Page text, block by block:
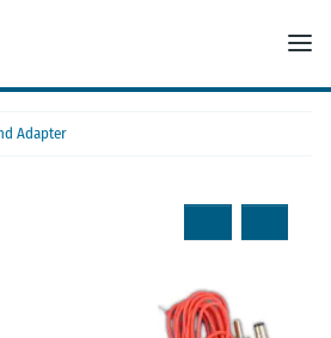
Adapter